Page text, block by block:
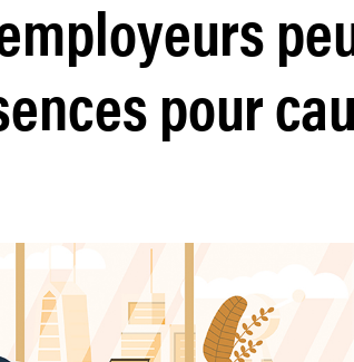
pour